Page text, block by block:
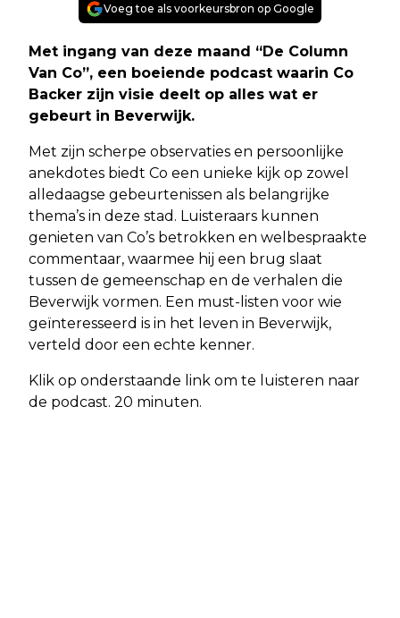
Voeg toe als voorkeursbron op Google
Met ingang van deze maand “De Column
Van Co”, een boeiende podcast waarin Co
Backer zijn visie deelt op alles wat er
gebeurt in Beverwijk.
Met zijn scherpe observaties en persoonlijke
anekdotes biedt Co een unieke kijk op zowel
alledaagse gebeurtenissen als belangrijke
thema’s in deze stad. Luisteraars kunnen
genieten van Co’s betrokken en welbespraakte
commentaar, waarmee hij een brug slaat
tussen de gemeenschap en de verhalen die
Beverwijk vormen. Een must-listen voor wie
geïnteresseerd is in het leven in Beverwijk,
verteld door een echte kenner.
Klik op onderstaande link om te luisteren naar
de podcast. 20 minuten.